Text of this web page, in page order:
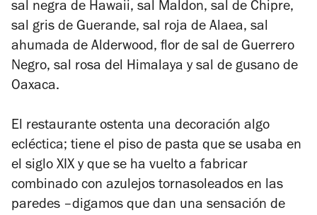
sal negra de Hawaii, sal Maldon, sal de Chipre,
sal gris de Guerande, sal roja de Alaea, sal
ahumada de Alderwood, flor de sal de Guerrero
Negro, sal rosa del Himalaya y sal de gusano de
Oaxaca.
El restaurante ostenta una decoración algo
ecléctica; tiene el piso de pasta que se usaba en
el siglo XIX y que se ha vuelto a fabricar
combinado con azulejos tornasoleados en las
paredes –digamos que dan una sensación de